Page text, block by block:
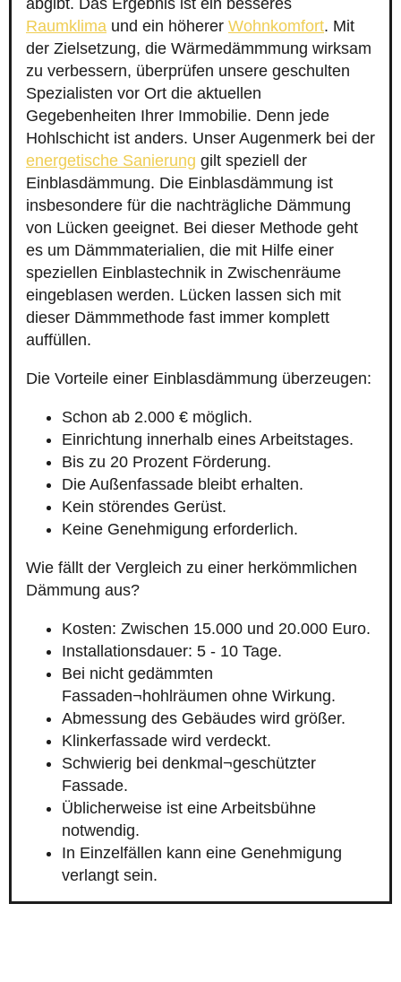
abgibt. Das Ergebnis ist ein besseres
Raumklima und ein höherer Wohnkomfort. Mit
der Zielsetzung, die Wärmedämmmung wirksam
zu verbessern, überprüfen unsere geschulten
Spezialisten vor Ort die aktuellen
Gegebenheiten Ihrer Immobilie. Denn jede
Hohlschicht ist anders. Unser Augenmerk bei der
energetische Sanierung gilt speziell der
Einblasdämmung. Die Einblasdämmung ist
insbesondere für die nachträgliche Dämmung
von Lücken geeignet. Bei dieser Methode geht
es um Dämmmaterialien, die mit Hilfe einer
speziellen Einblastechnik in Zwischenräume
eingeblasen werden. Lücken lassen sich mit
dieser Dämmmethode fast immer komplett
auffüllen.
Die Vorteile einer Einblasdämmung überzeugen:
Schon ab 2.000 € möglich.
Einrichtung innerhalb eines Arbeitstages.
Bis zu 20 Prozent Förderung.
Die Außenfassade bleibt erhalten.
Kein störendes Gerüst.
Keine Genehmigung erforderlich.
Wie fällt der Vergleich zu einer herkömmlichen
Dämmung aus?
Kosten: Zwischen 15.000 und 20.000 Euro.
Installationsdauer: 5 - 10 Tage.
Bei nicht gedämmten
Fassaden¬hohlräumen ohne Wirkung.
Abmessung des Gebäudes wird größer.
Klinkerfassade wird verdeckt.
Schwierig bei denkmal¬geschützter
Fassade.
Üblicherweise ist eine Arbeitsbühne
notwendig.
In Einzelfällen kann eine Genehmigung
verlangt sein.